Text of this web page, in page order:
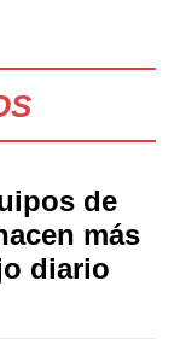
de
más
diario